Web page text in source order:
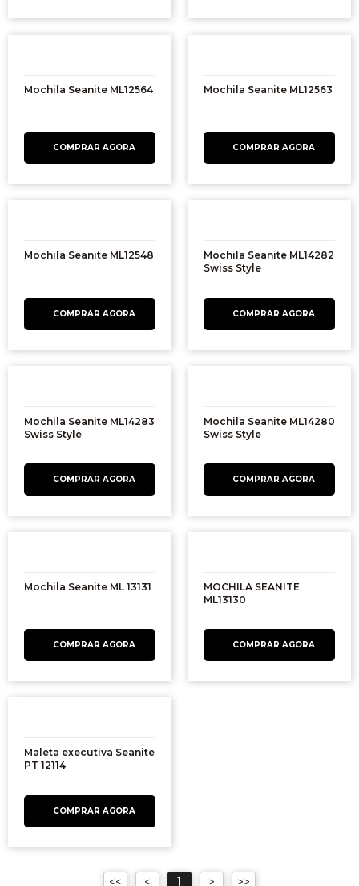
Mochila Seanite ML12564 Mochila Seanite ML12563
Mochila Seanite ML12548
Mochila Seanite ML14282
Swiss Style
Mochila Seanite ML14283
Swiss Style
Mochila Seanite ML14280
Swiss Style
Mochila Seanite ML 13131
MOCHILA SEANITE
ML13130
Maleta executiva Seanite
PT 12114
1